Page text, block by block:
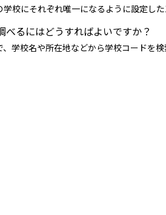
校にそれぞれ唯一になるように設定し
べるにはどうすればよいですか？
、学校名や所在地などから学校コードを